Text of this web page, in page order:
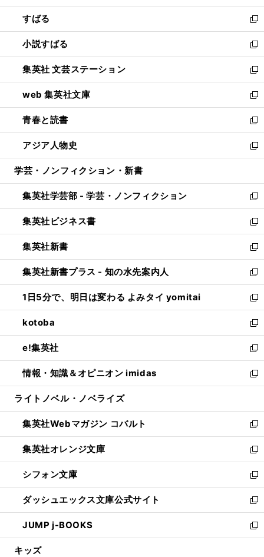
開
く
ウ
で
開
く
ン
ド
ウ
で
開
く
すばる
新
し
い
ウ
ィ
ン
ド
ウ
で
開
く
小説すばる
新
し
い
ウ
ィ
ン
ド
ウ
で
開
集英社 文芸ステーション
新
し
い
ウ
ィ
ン
ド
ウ
開
く
web 集英社文庫
新
し
い
ウ
ィ
ン
ウ
で
開
く
青春と読書
新
し
い
ウ
ン
ド
ウ
で
開
く
アジア人物史
新
し
ウ
ィ
ン
ド
ウ
で
開
く
学芸・ノンフィクション・新書
集英社学芸部 - 学芸・ノンフィクション
新
し
い
ウ
ィ
ン
ド
ウ
で
開
く
集英社ビジネス書
新
し
い
ウ
ィ
ン
ド
ウ
で
開
く
集英社新書
新
し
い
ウ
ィ
ン
ド
ウ
で
開
く
集英社新書プラス - 知の水先案内人
新
し
い
ウ
ィ
ン
ド
ウ
で
開
1日5分で、明日は変わる よみタイ yomitai
新
し
い
ウ
ィ
ン
ド
ウ
開
く
kotoba
新
し
い
ウ
ィ
ン
ウ
で
開
く
e!集英社
新
し
い
ウ
ン
ド
ウ
で
開
く
情報・知識＆オピニオン imidas
新
し
ウ
ィ
ン
ド
ウ
で
開
く
ライトノベル・ノベライズ
集英社Webマガジン コバルト
新
し
い
ウ
ィ
ン
ド
ウ
で
開
集英社オレンジ文庫
新
し
い
ウ
ィ
ン
ド
ウ
シフォン文庫
新
し
い
ウ
ィ
ン
ダッシュエックス文庫公式サイト
新
し
い
ウ
JUMP j-BOOKS
新
し
キッズ